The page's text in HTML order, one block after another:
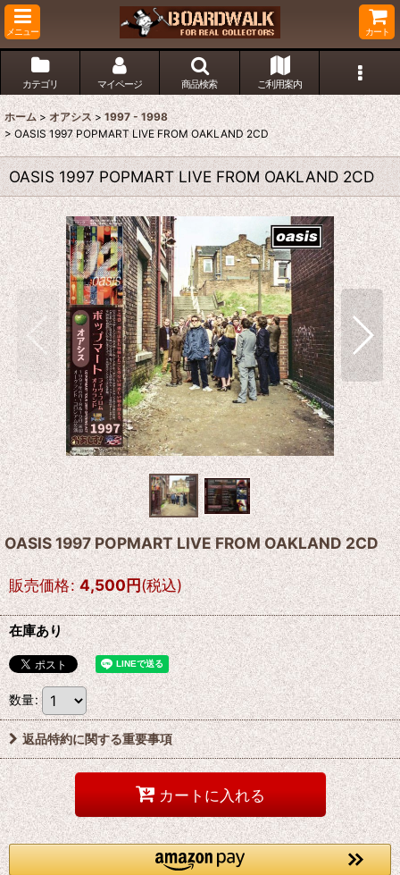
メニュー カート
カテゴリ マイページ 商品検索 ご利用案内
ホーム > オアシス > 1997 - 1998
> OASIS 1997 POPMART LIVE FROM OAKLAND 2CD
OASIS 1997 POPMART LIVE FROM OAKLAND 2CD
OASIS 1997 POPMART LIVE FROM OAKLAND 2CD
販売価格: 4,500円(税込)
在庫あり
数量:
返品特約に関する重要事項
カートに入れる